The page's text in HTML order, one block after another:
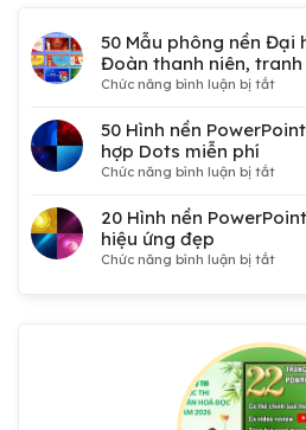
50 Mẫu phông nền Đại
Đoàn thanh niên,
Chức năng bình luận bị tắtở
Mẫu
Đảng,
tranh
cổ
đẹp
50 Hình nền
hợp Dots miễn phí
Chức năng bình luận bị tắtở
Hình
hợp
Dots
miễn
phí
20 Hình nền
hiệu ứng đẹp
Chức năng bình luận bị tắtở
có
hiệu